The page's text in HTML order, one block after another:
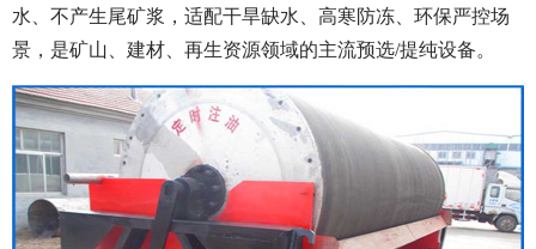
水、不产生尾矿浆，适配干旱缺水、高寒防冻、环保严控场
景，是矿山、建材、再生资源领域的主流预选/提纯设备。